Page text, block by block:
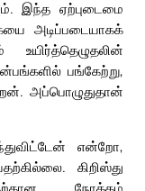
இந்த ஏற்புடைமை
அடிப்படையாகக்
பங்கேற்று,
அப்பொழுதுதான்
என்றோ,
கிறிஸ்து